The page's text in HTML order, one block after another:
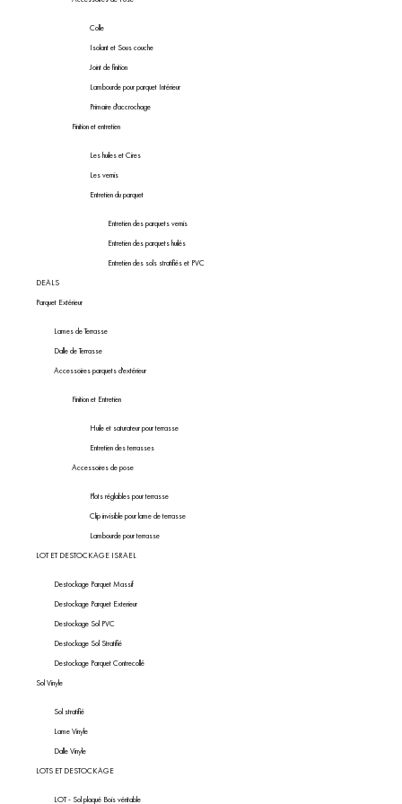
Colle
Isolant et Sous couche
Joint de finition
Lambourde pour parquet Intérieur
Primaire d'accrochage
Finition et entretien
Les huiles et Cires
Les vernis
Entretien du parquet
Entretien des parquets vernis
Entretien des parquets huilés
Entretien des sols stratifiés et PVC
DEALS
Parquet Extérieur
Lames de Terrasse
Dalle de Terrasse
Accessoires parquets d'extérieur
Finition et Entretien
Huile et saturateur pour terrasse
Entretien des terrasses
Accessoires de pose
Plots réglables pour terrasse
Clip invisible pour lame de terrasse
Lambourde pour terrasse
LOT ET DESTOCKAGE ISRAEL
Destockage Parquet Massif
Destockage Parquet Exterieur
Destockage Sol PVC
Destockage Sol Stratifié
Destockage Parquet Contrecollé
Sol Vinyle
Sol stratifié
Lame Vinyle
Dalle Vinyle
LOTS ET DESTOCKAGE
LOT - Sol plaqué Bois véritable